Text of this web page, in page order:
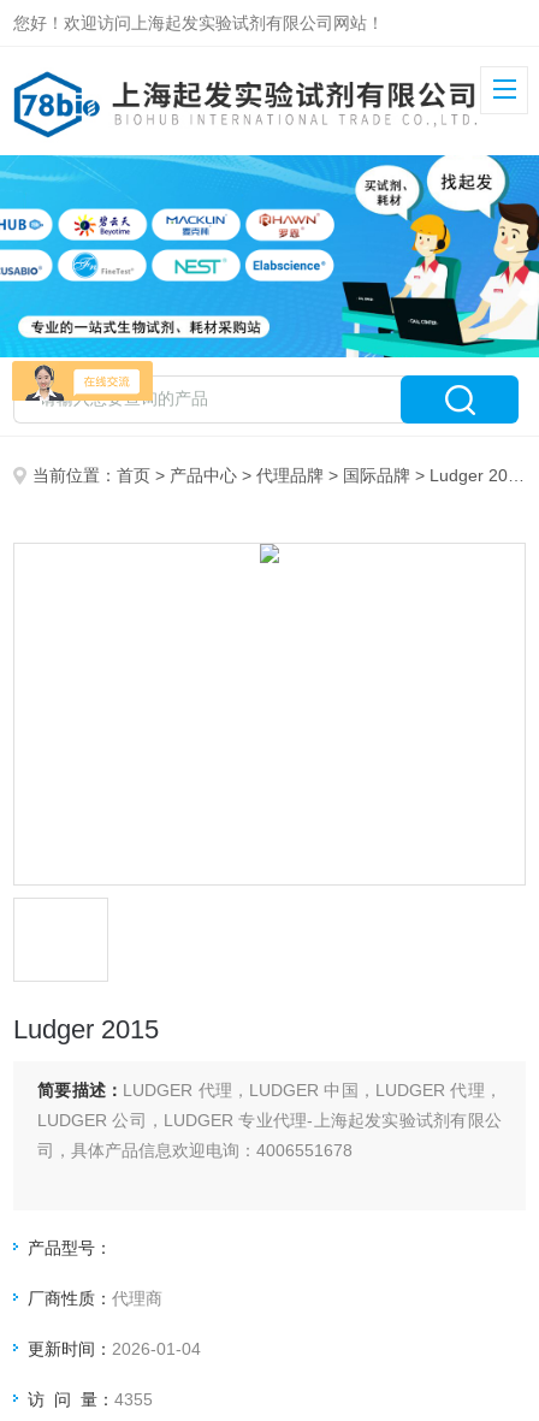
您好！欢迎访问上海起发实验试剂有限公司网站！
当前位置：首页 > 产品中心 >代理品牌 > 国际品牌 > Ludger 2015
Ludger 2015
简要描述： LUDGER 代理，LUDGER 中国，LUDGER 代理，
LUDGER 公司，LUDGER 专业代理-上海起发实验试剂有限公
司，具体产品信息欢迎电询：4006551678
产品型号：
厂商性质：代理商
更新时间： 2026-01-04
访 问 量：4355